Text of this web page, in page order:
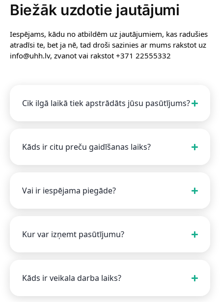
Biežāk uzdotie jautājumi
Iespējams, kādu no atbildēm uz jautājumiem, kas radušies
atradīsi te, bet ja nē, tad droši sazinies ar mums rakstot uz
info@uhh.lv, zvanot vai rakstot +371 22555332
Cik ilgā laikā tiek apstrādāts jūsu pasūtījums?
Kāds ir citu preču gaidīšanas laiks?
Vai ir iespējama piegāde?
Kur var izņemt pasūtījumu?
Kāds ir veikala darba laiks?